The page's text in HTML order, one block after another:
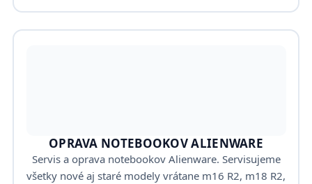
OPRAVA NOTEBOOKOV ALIENWARE
Servis a oprava notebookov Alienware. Servisujeme
všetky nové aj staré modely vrátane m16 R2, m18 R2,